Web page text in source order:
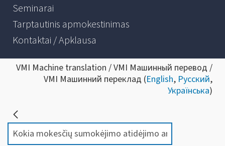
Seminarai
Tarptautinis apmokestinimas
Kontaktai / Apklausa
VMI Machine translation / VMI Машинный перевод /
VMI Машинний переклад (English, Русский,
Українська)